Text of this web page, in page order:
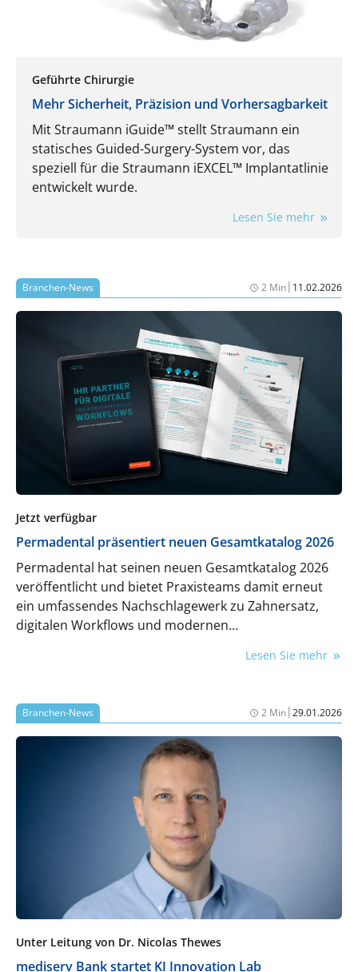
Geführte Chirurgie
Mehr Sicherheit, Präzision und Vorhersagbarkeit
Mit Straumann iGuide™ stellt Straumann ein
statisches Guided-Surgery-System vor, das
speziell für die Straumann iEXCEL™ Implantatlinie
entwickelt wurde.
Lesen Sie mehr
Branchen-News 2 Min| 11.02.2026
Jetzt verfügbar
Permadental präsentiert neuen Gesamtkatalog 2026
Permadental hat seinen neuen Gesamtkatalog 2026
veröffentlicht und bietet Praxisteams damit erneut
ein umfassendes Nachschlagewerk zu Zahnersatz,
digitalen Workflows und modernen
erhalten Nutzerinnen und Nutzer einen vollständigen
sowie zahlreiche Neuerungen im Bereich der digitalen
Zahnmedizin.
Lesen Sie mehr
Branchen-News 2 Min|29.01.2026
Unter Leitung von Dr. Nicolas Thewes
mediserv Bank startet KI Innovation Lab